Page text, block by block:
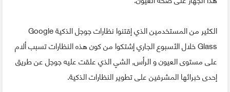
الكثير من المستخدمين الذي إقتنوا نظارات جوجل الذكية Google
Glass خلال الأسبوع الجاري إشتكوا من كون هذه النظارات تسبب ألام
على مستوى العيون و الرأس, الشي الذي علقت عليه جوجل عن طريق
إحدى خبرائها المشرفين على تطوير النظارات الذكية.